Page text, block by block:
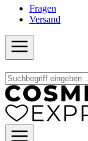
Fragen
Versand